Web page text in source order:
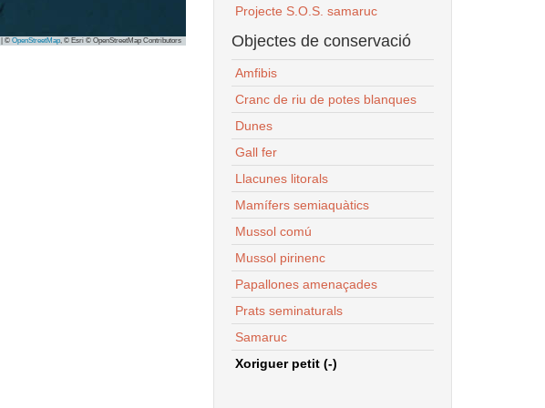
© OpenStreetMap, © Esri © OpenStreetMap Contributors
Projecte S.O.S. samaruc
Objectes de conservació
Amfibis
Cranc de riu de potes blanques
Dunes
Gall fer
Llacunes litorals
Mamífers semiaquàtics
Mussol comú
Mussol pirinenc
Papallones amenaçades
Prats seminaturals
Samaruc
Xoriguer petit (-)